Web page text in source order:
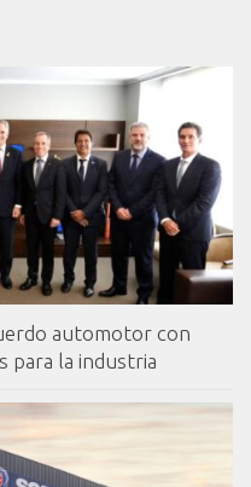
automotor con
para la industria